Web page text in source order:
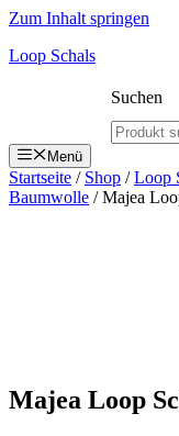
Zum Inhalt springen
Loop Schals
Suchen
Menü
Startseite / Shop /Loop
Baumwolle / Majea
Majea Loop